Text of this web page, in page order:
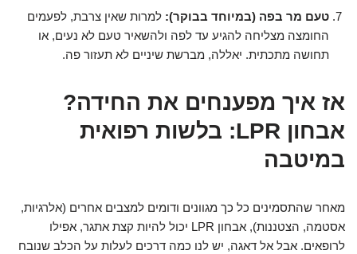
טעם מר בפה (במיוחד בבוקר): למרות שאין צרבת, לפעמים
החומצה מצליחה להגיע עד לפה ולהשאיר טעם לא נעים, או
תחושה מתכתית. יאללה, מברשת שיניים לא תעזור פה.
אז איך מפענחים את החידה?
אבחון LPR: בלשות רפואית
במיטבה
מאחר שהתסמינים כל כך מגוונים ודומים למצבים אחרים (אלרגיות,
אסטמה, הצטננות), אבחון LPR יכול להיות קצת אתגר, אפילו
לרופאים. אבל אל דאגה, יש לנו כמה דרכים לעלות על הכלב שנובח